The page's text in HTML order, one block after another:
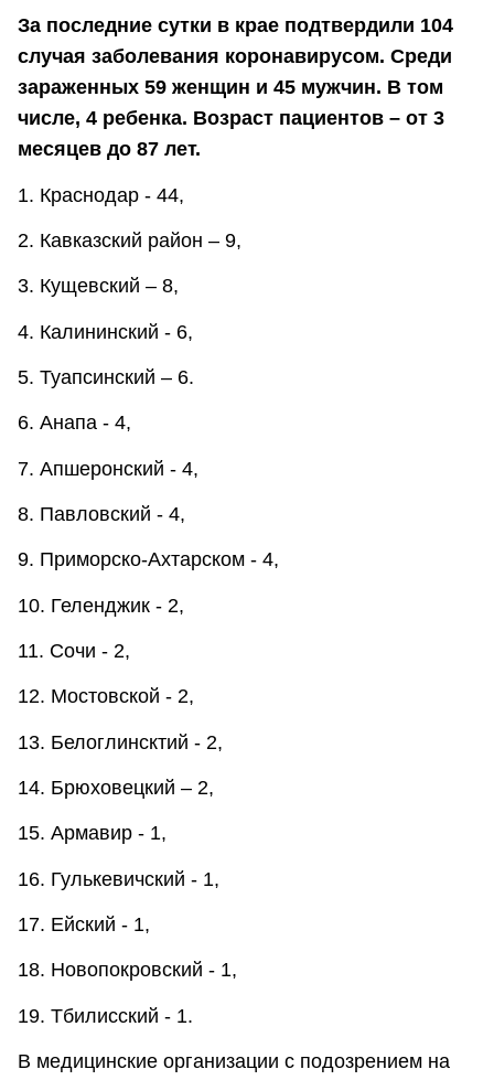
За последние сутки в крае подтвердили 104
случая заболевания коронавирусом. Среди
зараженных 59 женщин и 45 мужчин. В том
числе, 4 ребенка. Возраст пациентов – от 3
месяцев до 87 лет.
1. Краснодар - 44,
2. Кавказский район – 9,
3. Кущевский – 8,
4. Калининский - 6,
5. Туапсинский – 6.
6. Анапа - 4,
7. Апшеронский - 4,
8. Павловский - 4,
9. Приморско-Ахтарском - 4,
10. Геленджик - 2,
11. Сочи - 2,
12. Мостовской - 2,
13. Белоглинсктий - 2,
14. Брюховецкий – 2,
15. Армавир - 1,
16. Гулькевичский - 1,
17. Ейский - 1,
18. Новопокровский - 1,
19. Тбилисский - 1.
В медицинские организации с подозрением на